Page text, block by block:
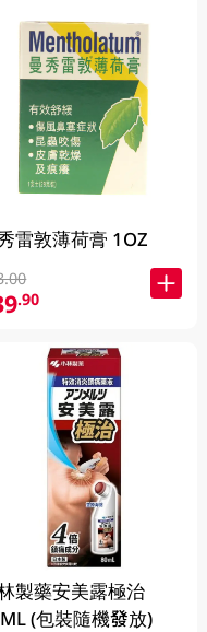
雷敦薄荷膏 1OZ
.90
製藥安美露極治
(包裝隨機發放)